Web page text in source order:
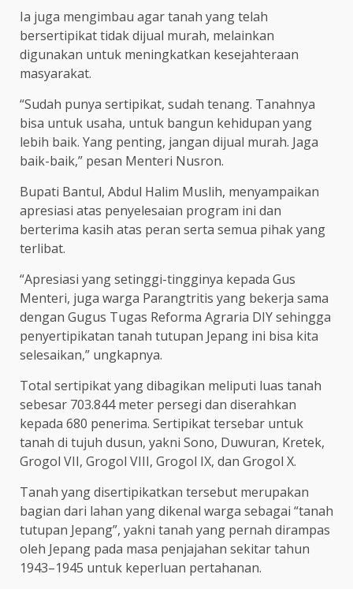
Ia juga mengimbau agar tanah yang telah
bersertipikat tidak dijual murah, melainkan
digunakan untuk meningkatkan kesejahteraan
masyarakat.
“Sudah punya sertipikat, sudah tenang. Tanahnya
bisa untuk usaha, untuk bangun kehidupan yang
lebih baik. Yang penting, jangan dijual murah. Jaga
baik-baik,” pesan Menteri Nusron.
Bupati Bantul, Abdul Halim Muslih, menyampaikan
apresiasi atas penyelesaian program ini dan
berterima kasih atas peran serta semua pihak yang
terlibat.
“Apresiasi yang setinggi-tingginya kepada Gus
Menteri, juga warga Parangtritis yang bekerja sama
dengan Gugus Tugas Reforma Agraria DIY sehingga
penyertipikatan tanah tutupan Jepang ini bisa kita
selesaikan,” ungkapnya.
Total sertipikat yang dibagikan meliputi luas tanah
sebesar 703.844 meter persegi dan diserahkan
kepada 680 penerima. Sertipikat tersebar untuk
tanah di tujuh dusun, yakni Sono, Duwuran, Kretek,
Grogol VII, Grogol VIII, Grogol IX, dan Grogol X.
Tanah yang disertipikatkan tersebut merupakan
bagian dari lahan yang dikenal warga sebagai “tanah
tutupan Jepang”, yakni tanah yang pernah dirampas
oleh Jepang pada masa penjajahan sekitar tahun
1943–1945 untuk keperluan pertahanan.